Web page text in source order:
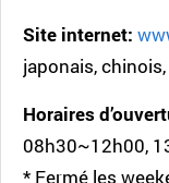
Site internet:
japonais,
Horaires
08h30~12h00,
* Fermé les